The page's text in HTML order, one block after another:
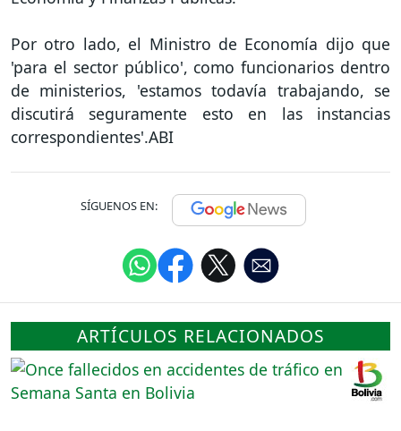
Por otro lado, el Ministro de Economía dijo que
'para el sector público', como funcionarios dentro
de ministerios, 'estamos todavía trabajando, se
discutirá seguramente esto en las instancias
correspondientes'.ABI
SÍGUENOS EN:
ARTÍCULOS RELACIONADOS